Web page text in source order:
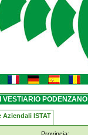
VESTIARIO PODENZANO
Aziendali ISTAT